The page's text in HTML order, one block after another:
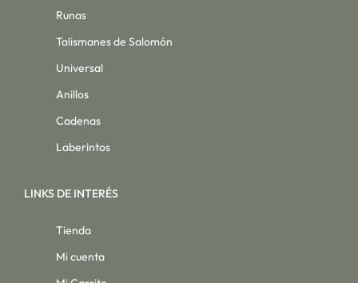
Runas
Talismanes de Salomón
Universal
Anillos
Cadenas
Laberintos
LINKS DE INTERÉS
Tienda
Mi cuenta